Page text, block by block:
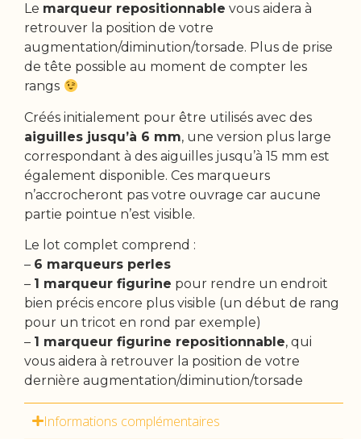
Le marqueur repositionnable vous aidera à
retrouver la position de votre
augmentation/diminution/torsade. Plus de prise
de tête possible au moment de compter les
rangs
Créés initialement pour être utilisés avec des
aiguilles jusqu’à 6 mm, une version plus large
correspondant à des aiguilles jusqu’à 15 mm est
également disponible. Ces marqueurs
n’accrocheront pas votre ouvrage car aucune
partie pointue n’est visible.
Le lot complet comprend :
– 6 marqueurs perles
– 1 marqueur figurine pour rendre un endroit
bien précis encore plus visible (un début de rang
pour un tricot en rond par exemple)
– 1 marqueur figurine repositionnable, qui
vous aidera à retrouver la position de votre
dernière augmentation/diminution/torsade
Informations complémentaires